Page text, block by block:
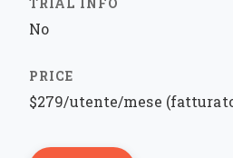
No
$279/utente/mese